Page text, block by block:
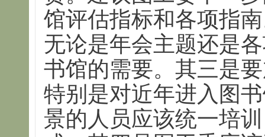
馆评估指标和各项指
无论是年会主题还是
书馆的需要。其三是
特别是对近年进入图
景的人员应该统一培